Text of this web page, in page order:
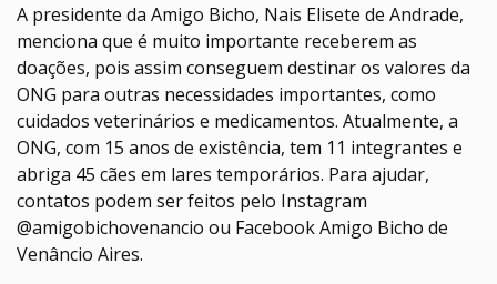
A presidente da Amigo Bicho, Nais Elisete de Andrade,
menciona que é muito importante receberem as
doações, pois assim conseguem destinar os valores da
ONG para outras necessidades importantes, como
cuidados veterinários e medicamentos. Atualmente, a
ONG, com 15 anos de existência, tem 11 integrantes e
abriga 45 cães em lares temporários. Para ajudar,
contatos podem ser feitos pelo Instagram
@amigobichovenancio ou Facebook Amigo Bicho de
Venâncio Aires.